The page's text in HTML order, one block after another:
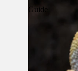
Guide